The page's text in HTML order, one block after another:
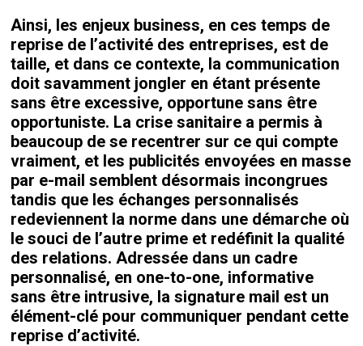
Ainsi, les enjeux business, en ces temps de
reprise de l’activité des entreprises, est de
taille, et dans ce contexte, la communication
doit savamment jongler en étant présente
sans être excessive, opportune sans être
opportuniste. La crise sanitaire a permis à
beaucoup de se recentrer sur ce qui compte
vraiment, et les publicités envoyées en masse
par e-mail semblent désormais incongrues
tandis que les échanges personnalisés
redeviennent la norme dans une démarche où
le souci de l’autre prime et redéfinit la qualité
des relations. Adressée dans un cadre
personnalisé, en one-to-one, informative
sans être intrusive, la signature mail est un
élément-clé pour communiquer pendant cette
reprise d’activité.